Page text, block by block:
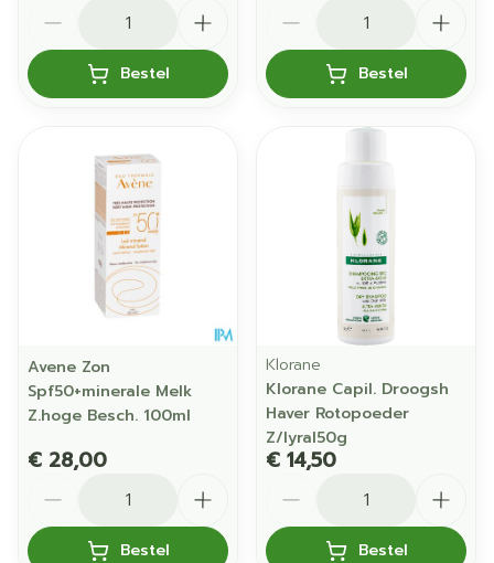
Bestel Bestel
Avene Zon
Spf50+minerale Melk
Z.hoge Besch. 100ml
€ 28,00
Bestel
Klorane
Klorane Capil. Droogsh
Haver Rotopoeder
Z/lyral50g
€ 14,50
Bestel